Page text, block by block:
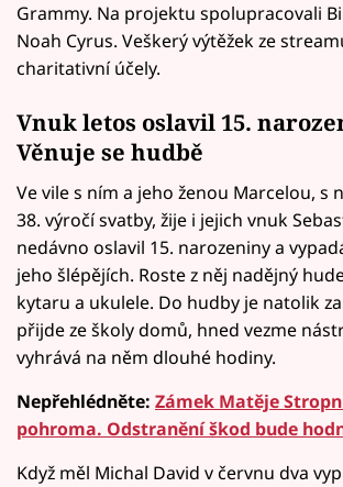
Grammy. Na projektu spolupracovali
Noah Cyrus. Veškerý výtěžek ze
charitativní účely.
Vnuk letos oslavil 15.
Věnuje se hudbě
Ve vile s ním a jeho ženou Marcelou, s
38. výročí svatby, žije i jejich vnuk
nedávno oslavil 15. narozeniny a
jeho šlépějích. Roste z něj nadějný
kytaru a ukulele. Do hudby je natolik
přijde ze školy domů, hned vezme
vyhrává na něm dlouhé hodiny.
Nepřehlédněte: Zámek Matěje
pohroma. Odstranění škod bude
Když měl Michal David v červnu dva